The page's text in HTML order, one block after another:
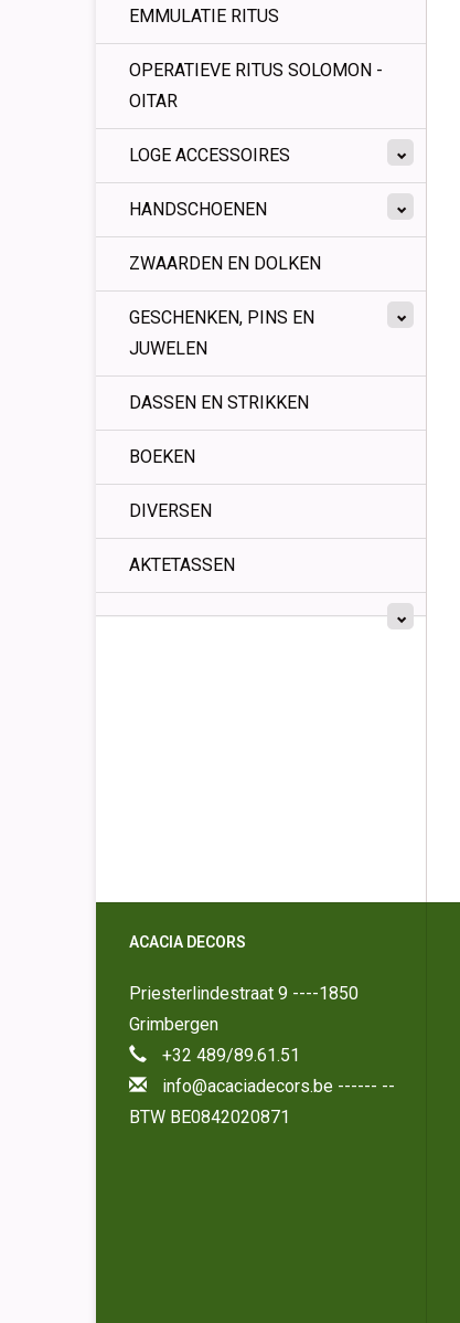
EMMULATIE RITUS
OPERATIEVE RITUS SOLOMON -
OITAR
LOGE ACCESSOIRES
HANDSCHOENEN
ZWAARDEN EN DOLKEN
GESCHENKEN, PINS EN
JUWELEN
DASSEN EN STRIKKEN
BOEKEN
DIVERSEN
AKTETASSEN
ACACIA DECORS
Priesterlindestraat 9 ----1850
Grimbergen
+32 489/89.61.51
info@acaciadecors.be ------ --
BTW BE0842020871